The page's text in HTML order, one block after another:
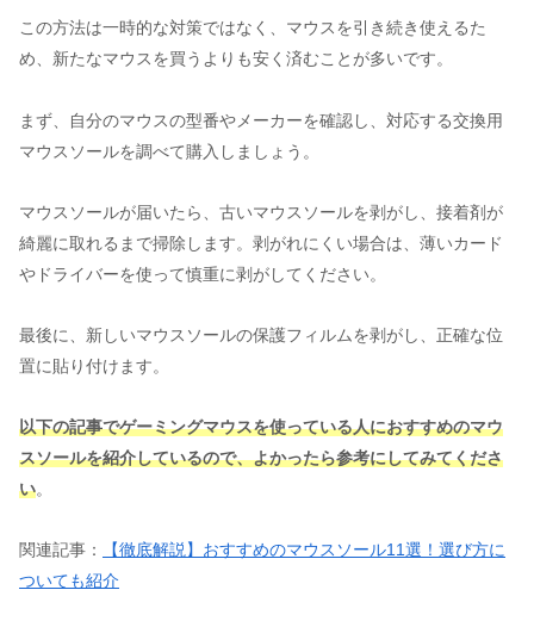
この方法は一時的な対策ではなく、マウスを引き続き使えるた
め、新たなマウスを買うよりも安く済むことが多いです。
まず、自分のマウスの型番やメーカーを確認し、対応する交換用
マウスソールを調べて購入しましょう。
マウスソールが届いたら、古いマウスソールを剥がし、接着剤が
綺麗に取れるまで掃除します。剥がれにくい場合は、薄いカード
やドライバーを使って慎重に剥がしてください。
最後に、新しいマウスソールの保護フィルムを剥がし、正確な位
置に貼り付けます。
以下の記事でゲーミングマウスを使っている人におすすめのマウ
スソールを紹介しているので、よかったら参考にしてみてくださ
い。
関連記事：
【徹底解説】おすすめのマウスソール11選！選び方に
ついても紹介